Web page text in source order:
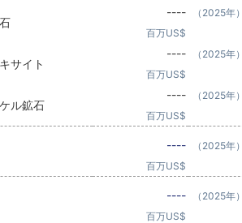
----
百万US$
（2025年
サイト
----
百万US$
（2025年
ル鉱石
----
百万US$
（2025年
----
百万US$
（2025年
----
百万US$
（2025年